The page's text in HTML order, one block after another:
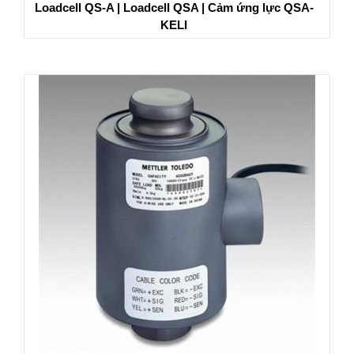
Loadcell QS-A | Loadcell QSA | Cảm ứng lực QSA-
KELI